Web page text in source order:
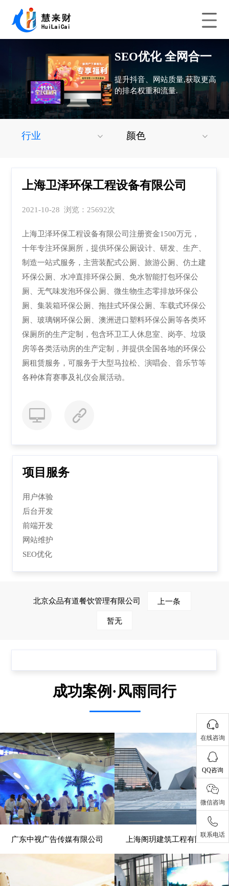
SEO优化 全网合一
提升抖音、网站质量,获取更高
的排名权重和流量.
行业 颜色
上海卫泽环保工程设备有限公司
2021-10-28 浏览：25692次
上海卫泽环保工程设备有限公司注册资金1500万元，
十年专注环保厕所，提供环保公厕设计、研发、生产、
制造一站式服务，主营装配式公厕、旅游公厕、仿土建
环保公厕、水冲直排环保公厕、免水智能打包环保公
厕、无气味发泡环保公厕、微生物生态零排放环保公
厕、集装箱环保公厕、拖挂式环保公厕、车载式环保公
厕、玻璃钢环保公厕、澳洲进口塑料环保公厕等各类环
保厕所的生产定制，包含环卫工人休息室、岗亭、垃圾
房等各类活动房的生产定制，并提供全国各地的环保公
厕租赁服务，可服务于大型马拉松、演唱会、音乐节等
各种体育赛事及礼仪会展活动。
项目服务
用户体验
后台开发
前端开发
网站维护
SEO优化
北京众品有道餐饮管理有限公司 上一条
暂无
成功案例·风雨同行
- 展览、装饰 -
广东中视广告传媒有限公司
- 建筑、建材 -
上海阁玥建筑工程有限公司
在线咨询
QQ咨询
微信咨询
联系电话